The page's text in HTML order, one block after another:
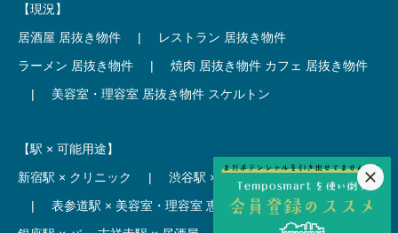
【現況】
居酒屋 居抜き物件
|
レストラン 居抜き物件
ラーメン 居抜き物件
| 焼肉 居抜き物件 カフェ 居抜き物件
|
美容室・理容室 居抜き物件 スケルトン
【駅 × 可能用途】
新宿駅 × クリニック
| 渋谷駅 × カフェ 池袋駅 × ラーメン
|
表参道駅 × 美容室・理容室 恵比寿駅 × レストラン
|